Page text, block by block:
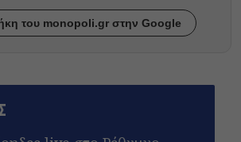
του monopoli.gr στην Google